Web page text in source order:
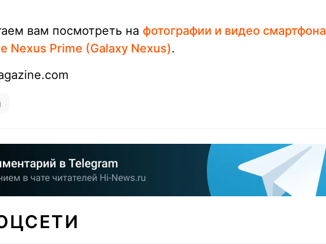
вам посмотреть на фотографии и видео смартфона
Nexus Prime (Galaxy Nexus).